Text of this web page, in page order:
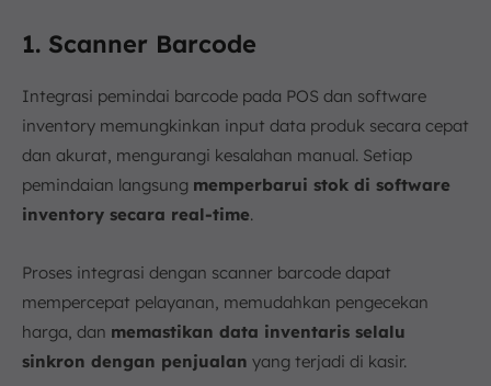
1. Scanner Barcode
Integrasi pemindai barcode pada POS dan software
inventory memungkinkan input data produk secara cepat
dan akurat, mengurangi kesalahan manual. Setiap
pemindaian langsung memperbarui stok di software
inventory secara real-time.
Proses integrasi dengan scanner barcode dapat
mempercepat pelayanan, memudahkan pengecekan
harga, dan memastikan data inventaris selalu
sinkron dengan penjualan yang terjadi di kasir.